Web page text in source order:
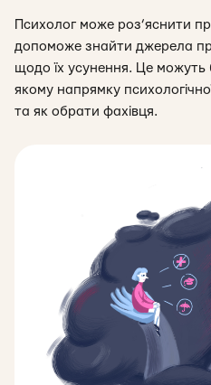
Психолог може роз’яснити
допоможе знайти джерела
щодо їх усунення. Це
якому напрямку
та як обрати фахівця.